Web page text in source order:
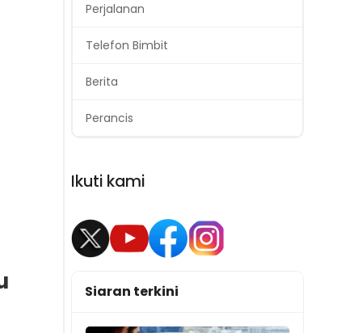
Perjalanan
Telefon Bimbit
Berita
Perancis
Ikuti kami
Siaran terkini